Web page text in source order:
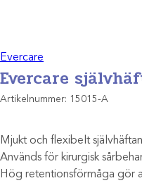
Evercare
Evercare
Artikelnummer: 15015-A
Mjukt och flexibelt
Används för kirurgisk
Hög retentionsförmåga gör